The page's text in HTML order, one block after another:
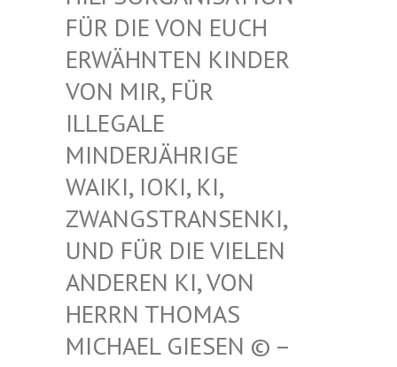
DIE VON EUCH ERWÄ
HNTEN KINDER VON
MIR, FÜR ILLE
GALE MIND
ERJÄHRIGE WAIK
I, IOKI, KI, ZWAN
GSTRANSENKI, UND
FÜR DIE VIELEN ANDE
REN KI, VON HERR
N THOMAS MICH
AEL GIESEN © – GROSS